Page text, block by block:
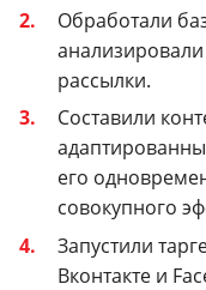
Обработали
рассылки.
Составили
его
совокупного
Запустили
Вконтакте и